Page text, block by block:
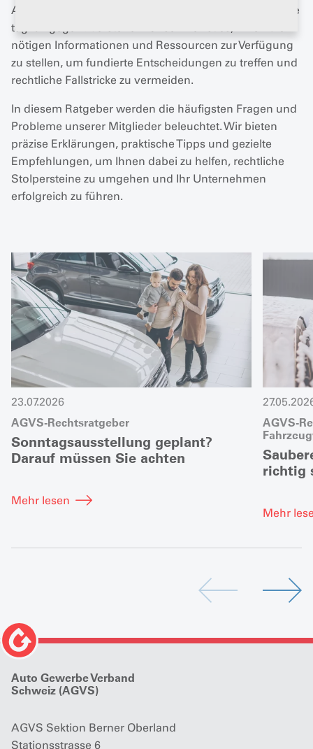
Anforderungen - wir verstehen die Komplexität, der Sie
täglich gegenüberstehen. Unser Ziel ist es, Ihnen die
nötigen Informationen und Ressourcen zur Verfügung
zu stellen, um fundierte Entscheidungen zu treffen und
rechtliche Fallstricke zu vermeiden.
In diesem Ratgeber werden die häufigsten Fragen und
Probleme unserer Mitglieder beleuchtet. Wir bieten
präzise Erklärungen, praktische Tipps und gezielte
Empfehlungen, um Ihnen dabei zu helfen, rechtliche
Stolpersteine zu umgehen und Ihr Unternehmen
erfolgreich zu führen.
23.07.2026
AGVS-Rechtsratgeber
Sonntagsausstellung geplant?
Darauf müssen Sie achten
Mehr lesen
AGVS-
richtig
Mehr
Auto Gewerbe Verband
Schweiz (AGVS)
AGVS Sektion Berner Oberland
Stationsstrasse 6